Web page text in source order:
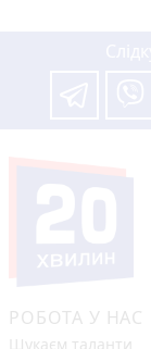
РОБОТА У НАС
Шукаєм таланти